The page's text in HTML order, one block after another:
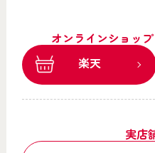
オンラインショッ
楽天
実店